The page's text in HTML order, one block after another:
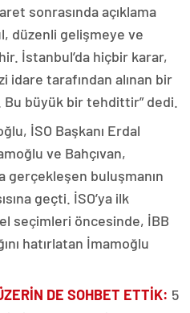
sonrasında açıklama
düzenli gelişmeye ve
İstanbul’da hiçbir karar,
idare tarafından alınan bir
büyük bir tehdittir” dedi.
İSO Başkanı Erdal
ve Bahçıvan,
gerçekleşen buluşmanın
geçti. İSO’ya ilk
seçimleri öncesinde, İBB
hatırlatan İmamoğlu
DE SOHBET ETTİK: 5